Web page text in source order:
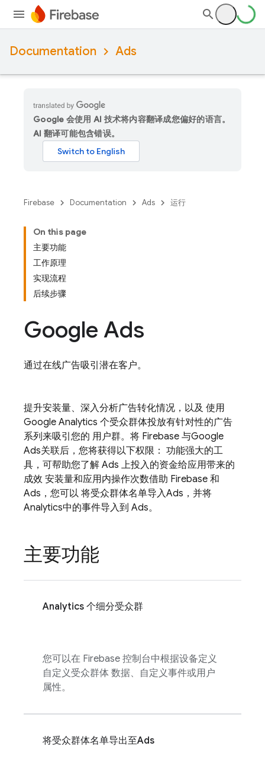
Documentation Ads
Google 会使用 AI 技术将内容翻译成您偏好的语言。
AI 翻译可能包含错误。
Firebase Documentation Ads 运行
On this page
主要功能
工作原理
实现流程
后续步骤
Google Ads
通过在线广告吸引潜在客户。
提升安装量、深入分析广告转化情况，以及 使用
Google Analytics 个受众群体投放有针对性的广告
系列来吸引您的 用户群。将 Firebase 与Google
Ads关联后，您将获得以下权限： 功能强大的工
具，可帮助您了解 Ads 上投入的资金给应用带来的
成效 安装量和应用内操作次数借助 Firebase 和
Ads ，您可以 将受众群体名单导入Ads ，并将
Analytics中的事件导入到 Ads。
主要功能
Analytics 个细分受众群
您可以在 Firebase 控制台中根据设备定义
自定义受众群体 数据、自定义事件或用户
属性。
将受众群体名单导出至Ads